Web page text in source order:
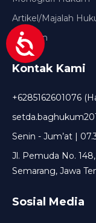
Artikel/Majalah
Putusan
Kontak Kami
+6285162601076
Senin - Jum’at |
Jl. Pemuda No.
Semarang, Jawa
Sosial Media